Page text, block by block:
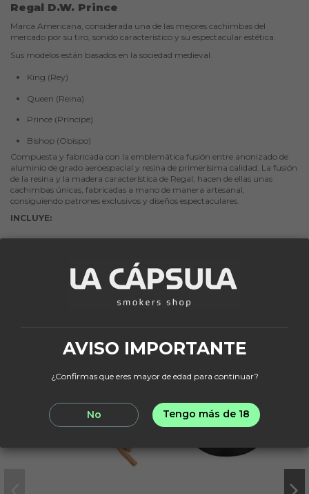
Regal D.W. Prince
Marca Americana, considerada una de las mejores cachimbas del
mercado por su tiro, sonido característico y su espectacular estética.
Sus modelos están basados en la sociedad medieval.
King (Rey)
Queen (Reina)
Prince (Príncipe)
Bishop (Obispo)
Compuesta y fabricada con la emblemática fusión entre anonizado de
aluminio de grado aeroespacial y resina de primerísima calidad. La fusión
de la resina y la madera característica de Regal, hacen de ellas unas
cachimbas únicas, fabricadas a mano de manera artesanal,
consiguiendo patrones exclusivos y diseños espectaculares.
INCLUYE:
Mástil
Los clientes que adquirieron este producto también
¡En oferta!
AVISO IMPORTANTE
¿Confirmas que eres mayor de edad para continuar?
No Tengo más de 18